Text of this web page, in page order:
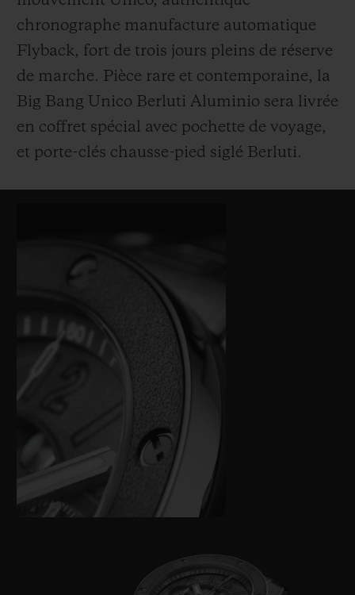
chronographe manufacture automatique
Flyback, fort de trois jours pleins de réserve
de marche. Pièce rare et contemporaine, la
Big Bang Unico Berluti Aluminio sera livrée
en coffret spécial avec pochette de voyage,
et porte-clés chausse-pied siglé Berluti.